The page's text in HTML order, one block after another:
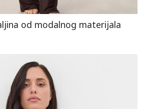
od modalnog materijala